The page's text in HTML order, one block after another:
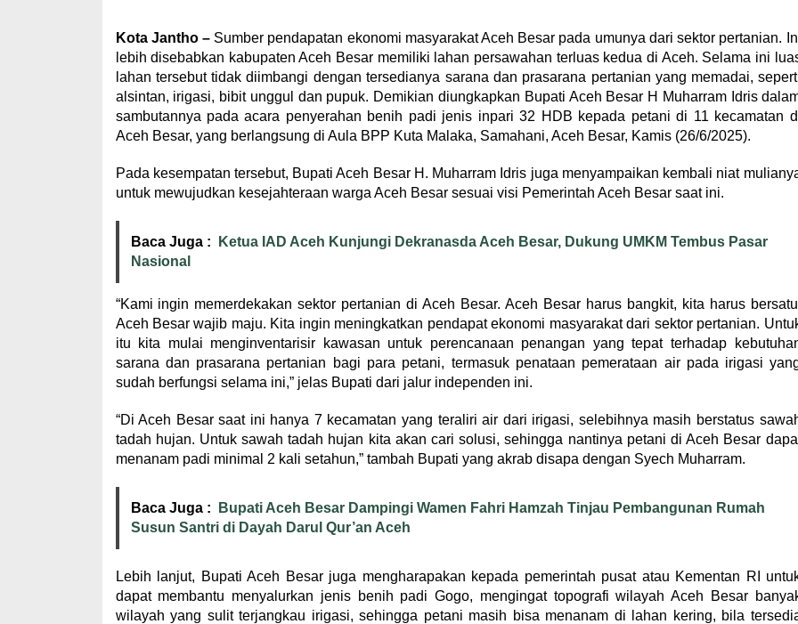
Kota Jantho –Sumber pendapatan ekonomi masyarakat Aceh Besar pada umunya dari sektor pertanian.
lebih disebabkan kabupaten Aceh Besar memiliki lahan persawahan terluas kedua di Aceh. Selama ini
lahan tersebut tidak diimbangi dengan tersedianya sarana dan prasarana pertanian yang memadai,
alsintan, irigasi, bibit unggul dan pupuk. Demikian diungkapkan Bupati Aceh Besar H Muharram Idris
sambutannya pada acara penyerahan benih padi jenis inpari 32 HDB kepada petani di 11 kecamatan
Aceh Besar, yang berlangsung di Aula BPP Kuta Malaka, Samahani, Aceh Besar, Kamis (26/6/2025).
Pada kesempatan tersebut, Bupati Aceh Besar H. Muharram Idris juga menyampaikan kembali niat
untuk mewujudkan kesejahteraan warga Aceh Besar sesuai visi Pemerintah Aceh Besar saat ini.
Baca Juga :
Ketua IAD Aceh Kunjungi Dekranasda Aceh Besar, Dukung UMKM Tembus Pasar
Nasional
“Kami ingin memerdekakan sektor pertanian di Aceh Besar. Aceh Besar harus bangkit, kita harus
Aceh Besar wajib maju. Kita ingin meningkatkan pendapat ekonomi masyarakat dari sektor pertanian.
itu kita mulai menginventarisir kawasan untuk perencanaan penangan yang tepat terhadap
sarana dan prasarana pertanian bagi para petani, termasuk penataan pemerataan air pada irigasi
sudah berfungsi selama ini,” jelas Bupati dari jalur independen ini.
“Di Aceh Besar saat ini hanya 7 kecamatan yang teraliri air dari irigasi, selebihnya masih berstatus
tadah hujan. Untuk sawah tadah hujan kita akan cari solusi, sehingga nantinya petani di Aceh Besar
menanam padi minimal 2 kali setahun,” tambah Bupati yang akrab disapa dengan Syech Muharram.
Baca Juga :
Bupati Aceh Besar Dampingi Wamen Fahri Hamzah Tinjau Pembangunan Rumah
Susun Santri di Dayah Darul Qur’an Aceh
Lebih lanjut, Bupati Aceh Besar juga mengharapakan kepada pemerintah pusat atau Kementan RI
dapat membantu menyalurkan jenis benih padi Gogo, mengingat topografi wilayah Aceh Besar
wilayah yang sulit terjangkau irigasi, sehingga petani masih bisa menanam di lahan kering, bila